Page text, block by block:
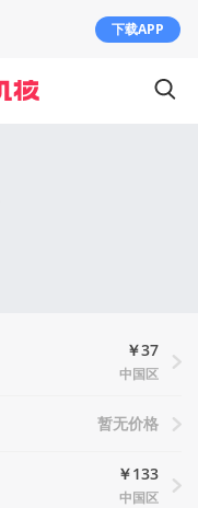
￥37
中国区
暂无价格
￥133
中国区
下载APP